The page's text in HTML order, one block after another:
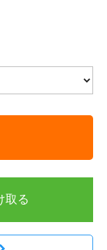
取る